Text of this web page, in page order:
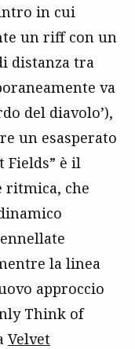
in cui
un riff con un
distanza tra
va
del diavolo’),
un esasperato
Fields” è il
ritmica, che
la linea
approccio
Think of
Velvet